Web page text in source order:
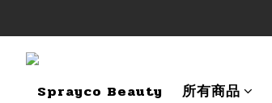
Sprayco Beauty
所有商品